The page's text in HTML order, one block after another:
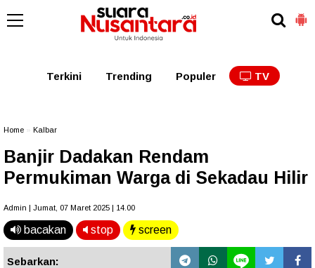
Kalbar Kalteng
Terkini Trending Populer TV
Home Kalbar
Banjir Dadakan Rendam
Permukiman Warga di Sekadau Hilir
Admin | Jumat, 07 Maret 2025 | 14.00
bacakan stop screen
Sebarkan: